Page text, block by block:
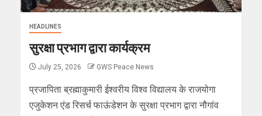
HEADLINES
सुरक्षा प्रभाग द्वारा कार्यक्रम
July 25, 2026 GWS Peace News
प्रजापिता ब्रह्माकुमारी ईश्वरीय विश्व विद्यालय के राजयोगा
एजुकेशन एंड रिसर्च फाऊंडेशन के सुरक्षा प्रभाग द्वारा नौगांव